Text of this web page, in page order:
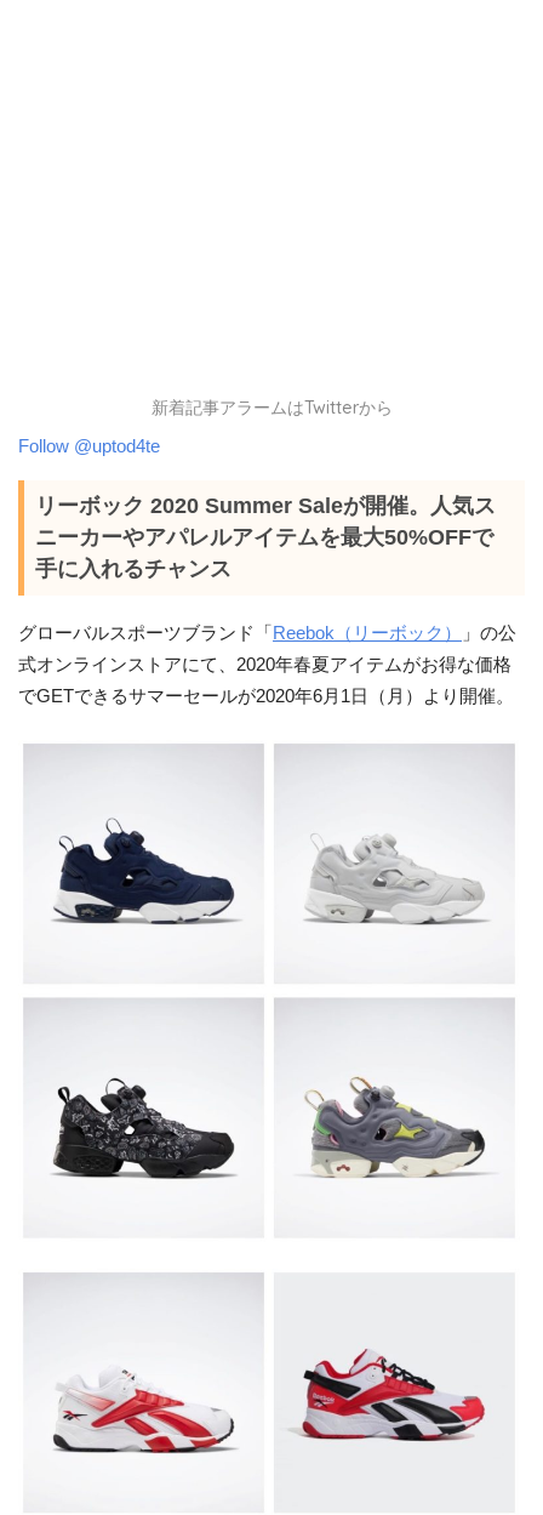
新着記事アラームはTwitterから
Follow @uptod4te
リーボック 2020 Summer Saleが開催。人気ス
ニーカーやアパレルアイテムを最大50%OFFで
手に入れるチャンス
グローバルスポーツブランド「 Reebok（リーボック）
」の公
式オンラインストアにて、2020年春夏アイテムがお得な価格
でGETできるサマーセールが2020年6月1日（月）より開催。